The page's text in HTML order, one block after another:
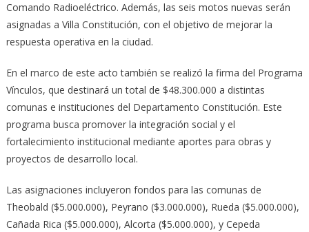
Comando Radioeléctrico. Además, las seis motos nuevas serán
asignadas a Villa Constitución, con el objetivo de mejorar la
respuesta operativa en la ciudad.
En el marco de este acto también se realizó la firma del Programa
Vínculos, que destinará un total de $48.300.000 a distintas
comunas e instituciones del Departamento Constitución. Este
programa busca promover la integración social y el
fortalecimiento institucional mediante aportes para obras y
proyectos de desarrollo local.
Las asignaciones incluyeron fondos para las comunas de
Theobald ($5.000.000), Peyrano ($3.000.000), Rueda ($5.000.000),
Cañada Rica ($5.000.000), Alcorta ($5.000.000), y Cepeda